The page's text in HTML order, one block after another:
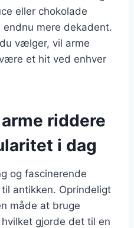
eller chokolade
mere dekadent.
vælger, vil arme
et hit ved enhver
riddere
i dag
og fascinerende
antikken. Oprindeligt
måde at bruge
gjorde det til en